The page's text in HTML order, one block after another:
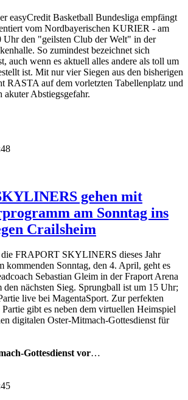
easyCredit Basketball Bundesliga empfängt
vom Nordbayerischen KURIER - am
Uhr den "geilsten Club der Welt" in der
So zumindest bezeichnet sich
auch wenn es aktuell alles andere als toll um
ist. Mit nur vier Siegen aus den bisherigen
RASTA auf dem vorletzten Tabellenplatz und
Abstiegsgefahr.
gehen mit
am Sonntag ins
Crailsheim
die FRAPORT SKYLINERS dieses Jahr
kommenden Sonntag, den 4. April, geht es
Sebastian Gleim in der Fraport Arena
den nächsten Sieg. Sprungball ist um 15 Uhr;
live bei MagentaSport. Zur perfekten
gibt es neben dem virtuellen Heimspiel
digitalen Oster-Mitmach-Gottesdienst für
Gottesdienst vor…